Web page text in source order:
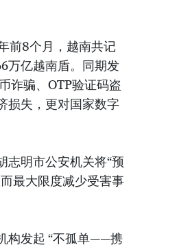
前8个月，越南共记
万亿越南盾。同期发
诈骗、OTP验证码盗
损失，更对国家数字
志明市公安机关将“预
最大限度减少受害事
构发起 “不孤单——携